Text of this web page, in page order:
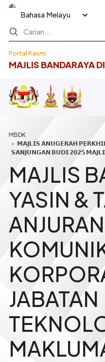
Langkau ke kandungan
Portal Rasmi
MAJLIS BANDARAYA
Select your language
𝗠𝗔𝗝𝗟𝗜𝗦 𝗔𝗡𝗨𝗚𝗘𝗥𝗔𝗛
𝗦𝗔𝗡𝗝𝗨𝗡𝗚𝗔𝗡 𝗕𝗨𝗗𝗜 𝟮𝟬𝟮𝟱
MAJLIS
YASIN &
JABATAN